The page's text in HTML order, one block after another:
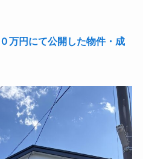
万円にて公開した物件・成